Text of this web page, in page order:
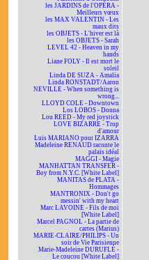
les JARDINS de l'OPÉRA -
Meilleurs vœux
les MAX VALENTIN - Les
maux dits
les OBJETS - L'hiver est là
les OBJETS - Sarah
LEVEL 42 - Heaven in my
hands
Liane FOLY - Il est mort le
soleil
Linda DE SUZA - Amalia
Linda RONSTADT/Aaron
NEVILLE - When something is
wrong...
LLOYD COLE - Downtown
Los LOBOS - Donna
Lou REED - My red joystick
LOVE BIZARRE - Trop
d'amour
Luis MARIANO pour IZARRA
Madeleine RENAUD raconte le
palais idéal
MAGGI - Magie
MANHATTAN TRANSFER -
Boy from N.Y.C. [White Label]
MANITAS de PLATA -
Hommages
MANTRONIX - Don't go
messin' with my heart
Marc LAVOINE - Fils de moi
[White Label]
Marcel PAGNOL - La partie de
cartes (Marius)
MARIE-CLAIRE/PHILIPS - Un
soir de Vie Parisienne
Marie-Madeleine DURUFLÉ -
Le coucou [White Label]